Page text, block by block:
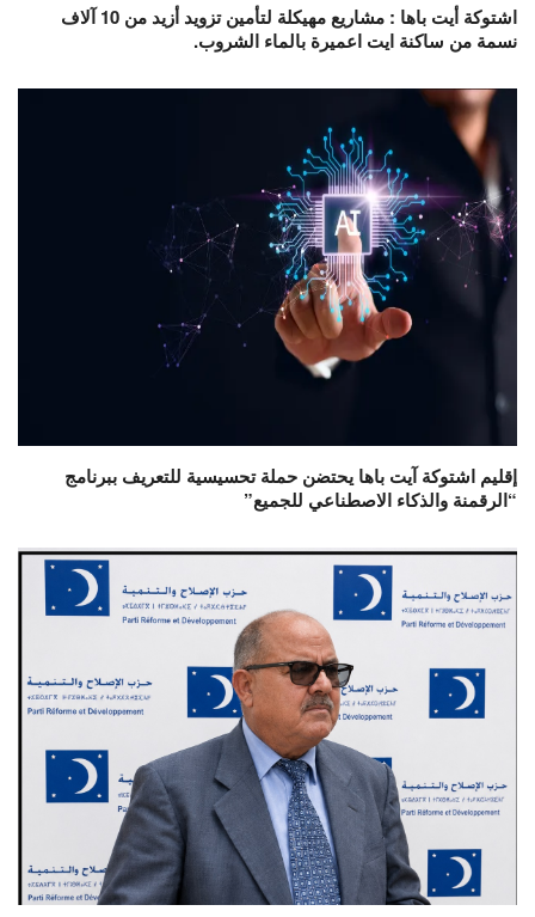
اشتوكة أيت باها : مشاريع مهيكلة لتأمين تزويد أزيد من 10 آلاف
نسمة من ساكنة ايت اعميرة بالماء الشروب.
إقليم اشتوكة آيت باها يحتضن حملة تحسيسية للتعريف ببرنامج
“الرقمنة والذكاء الاصطناعي للجميع”